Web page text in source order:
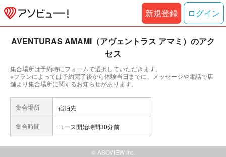
新規登録 ログイン
AVENTURAS AMAMI（アヴェントラス アマミ）のアク
セス
集合場所は予約時にフォームで選択していただきます。
※プランによっては予約完了後から体験当日までに、メッセージや電話で店
舗より集合場所に関するお知らせがあります。
集合場所 宿泊先
集合時間 コース開始時間30分前
© ASOVIEW Inc.